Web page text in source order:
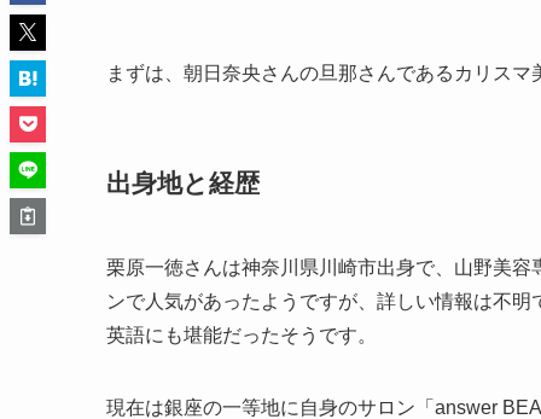
まずは、朝日奈央さんの旦那さんであるカリス
出身地と経歴
栗原一徳さんは神奈川県川崎市出身で、山野美
ンで人気があったようですが、詳しい情報は不
英語にも堪能だったそうです。
現在は銀座の一等地に自身のサロン「answer